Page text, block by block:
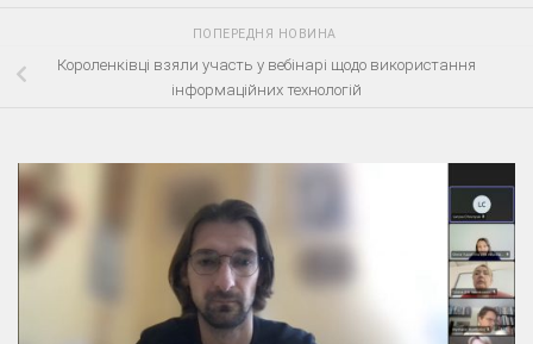
ПОПЕРЕДНЯ НОВИНА
Короленківці взяли участь у вебінарі щодо використання
інформаційних технологій